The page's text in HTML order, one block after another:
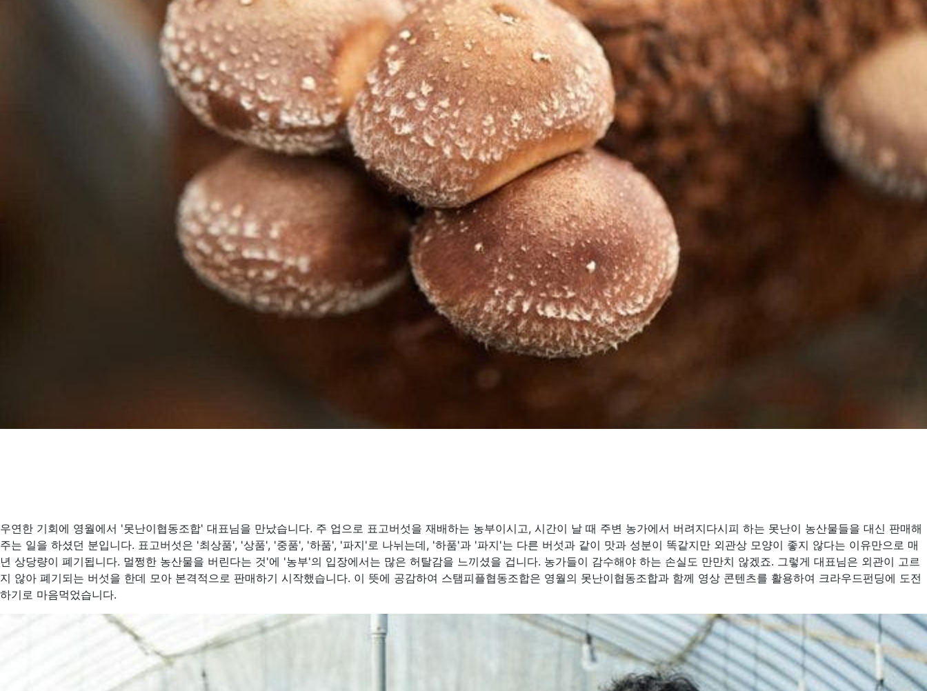
우연한 기회에 영월에서 '못난이협동조합' 대표님을 만났습니다. 주 업으로 표고버섯을 재배하는 농부이시고, 시간이 날 때 주변 농가에서 버려지다시피 하는 못난이 농산물들을 대신 판매해
주는 일을 하셨던 분입니다. 표고버섯은 '최상품', '상품', '중품', '하품', '파지'로 나뉘는데, '하품'과 '파지'는 다른 버섯과 같이 맛과 성분이 똑같지만 외관상 모양이 좋지 않다는 이유만으로 매
년 상당량이 폐기됩니다. 멀쩡한 농산물을 버린다는 것'에 '농부'의 입장에서는 많은 허탈감을 느끼셨을 겁니다. 농가들이 감수해야 하는 손실도 만만치 않겠죠. 그렇게 대표님은 외관이 고르
지 않아 폐기되는 버섯을 한데 모아 본격적으로 판매하기 시작했습니다. 이 뜻에 공감하여 스탬피플협동조합은 영월의 못난이협동조합과 함께 영상 콘텐츠를 활용하여 크라우드펀딩에 도전
하기로 마음먹었습니다.